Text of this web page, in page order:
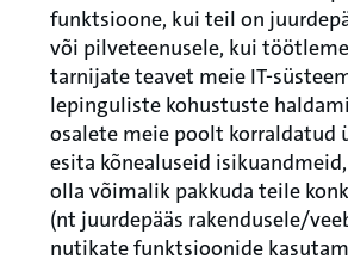
funktsioone, kui teil on
või pilveteenusele, kui
tarnijate teavet meie IT-
lepinguliste kohustuste
osalete meie poolt korraldatud
esita kõnealuseid
olla võimalik pakkuda teile
(nt juurdepääs rakendusele/
nutikate funktsioonide